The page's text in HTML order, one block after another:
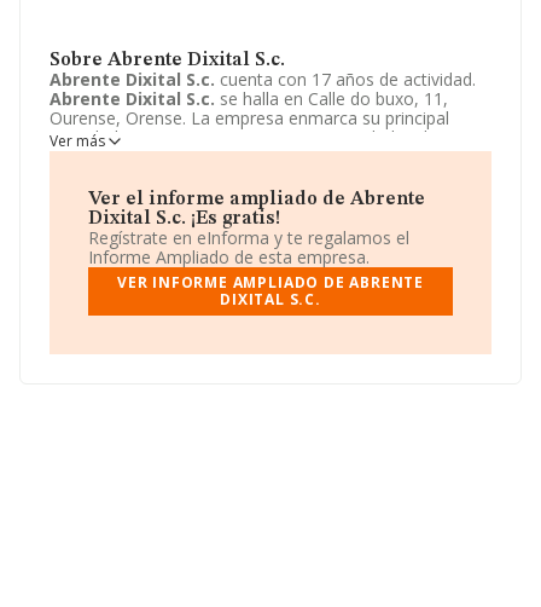
Sobre Abrente Dixital S.c.
Abrente Dixital S.c. cuenta con 17 años de actividad.
Abrente Dixital S.c. se halla en Calle do buxo, 11,
Ourense, Orense. La empresa enmarca su principal
actividad CNAE como 1812 - Otras actividades de
impresión y artes gráficas.Abrente Dixital S.c.toma la
http://www.abrentedixital.compodrá encontrar más
información acerca de la empresa
Ver más
Ver el informe ampliado de Abrente
Dixital S.c. ¡Es gratis!
Regístrate en eInforma y te regalamos el
Informe Ampliado de esta empresa.
VER INFORME AMPLIADO DE ABRENTE
DIXITAL S.C.